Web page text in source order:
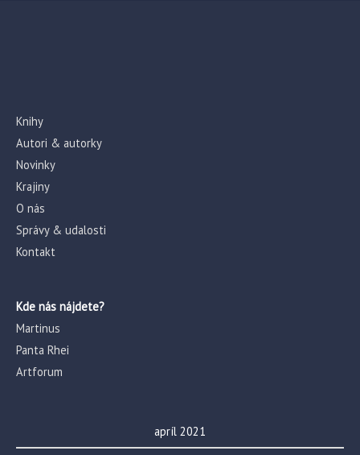
Knihy
Autori & autorky
Novinky
Krajiny
O nás
Správy & udalosti
Kontakt
Kde nás nájdete?
Martinus
Panta Rhei
Artforum
apríl 2021